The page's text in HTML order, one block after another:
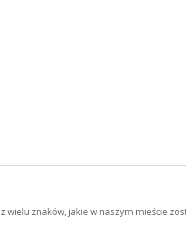
wielu znaków, jakie w naszym mieście